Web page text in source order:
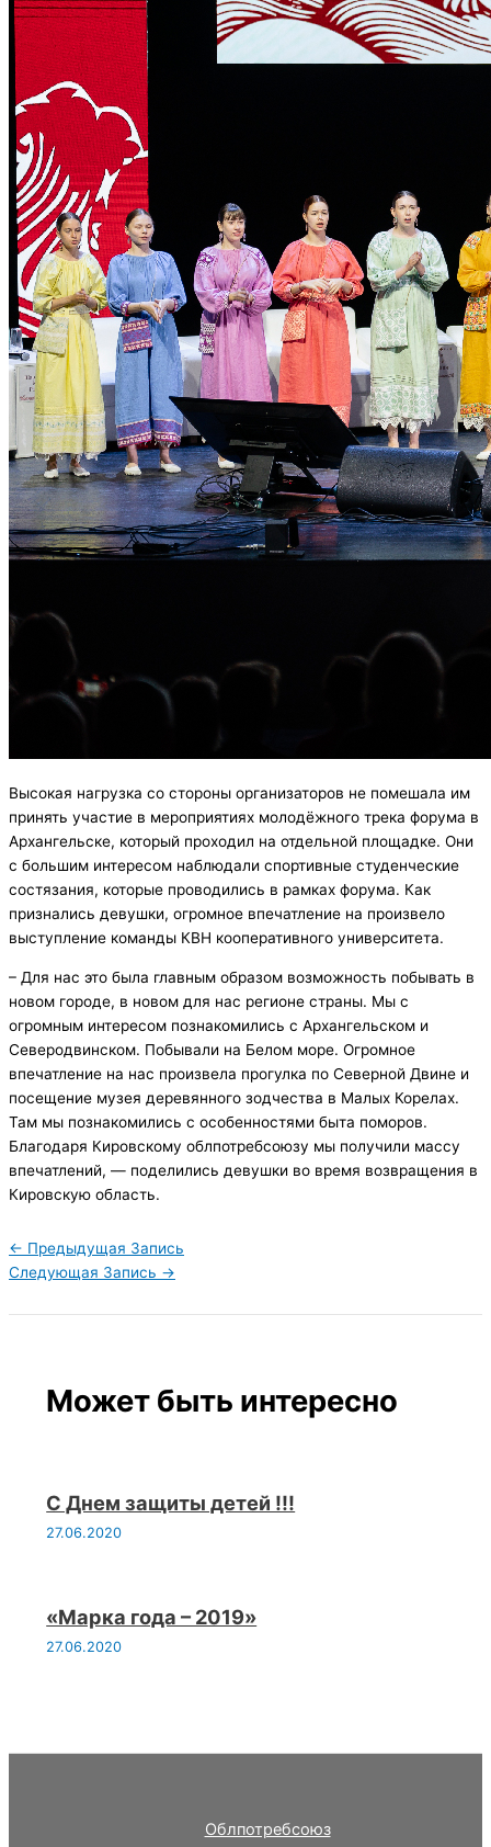
Высокая нагрузка со стороны организаторов не помешала им
принять участие в мероприятиях молодёжного трека форума в
Архангельске, который проходил на отдельной площадке. Они
с большим интересом наблюдали спортивные студенческие
состязания, которые проводились в рамках форума. Как
признались девушки, огромное впечатление на произвело
выступление команды КВН кооперативного университета.
– Для нас это была главным образом возможность побывать в
новом городе, в новом для нас регионе страны. Мы с
огромным интересом познакомились с Архангельском и
Северодвинском. Побывали на Белом море. Огромное
впечатление на нас произвела прогулка по Северной Двине и
посещение музея деревянного зодчества в Малых Корелах.
Там мы познакомились с особенностями быта поморов.
Благодаря Кировскому облпотребсоюзу мы получили массу
впечатлений, — поделились девушки во время возвращения в
Кировскую область.
← Предыдущая Запись
Следующая Запись →
Может быть интересно
С Днем защиты детей !!!
27.06.2020
«Марка года – 2019»
27.06.2020
Облпотребсоюз